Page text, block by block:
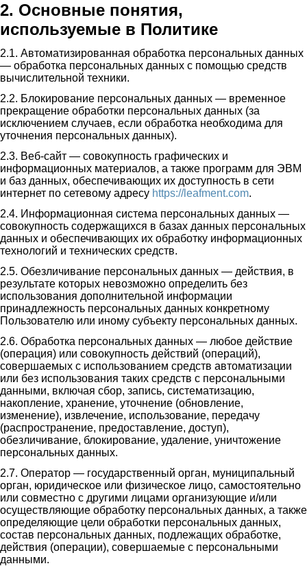
2. Основные понятия,
используемые в Политике
2.1. Автоматизированная обработка персональных данных
— обработка персональных данных с помощью средств
вычислительной техники.
2.2. Блокирование персональных данных — временное
прекращение обработки персональных данных (за
исключением случаев, если обработка необходима для
уточнения персональных данных).
2.3. Веб-сайт — совокупность графических и
информационных материалов, а также программ для ЭВМ
и баз данных, обеспечивающих их доступность в сети
интернет по сетевому адресу https://leafment.com.
2.4. Информационная система персональных данных —
совокупность содержащихся в базах данных персональных
данных и обеспечивающих их обработку информационных
технологий и технических средств.
2.5. Обезличивание персональных данных — действия, в
результате которых невозможно определить без
использования дополнительной информации
принадлежность персональных данных конкретному
Пользователю или иному субъекту персональных данных.
2.6. Обработка персональных данных — любое действие
(операция) или совокупность действий (операций),
совершаемых с использованием средств автоматизации
или без использования таких средств с персональными
данными, включая сбор, запись, систематизацию,
накопление, хранение, уточнение (обновление,
изменение), извлечение, использование, передачу
(распространение, предоставление, доступ),
обезличивание, блокирование, удаление, уничтожение
персональных данных.
2.7. Оператор — государственный орган, муниципальный
орган, юридическое или физическое лицо, самостоятельно
или совместно с другими лицами организующие и/или
осуществляющие обработку персональных данных, а также
определяющие цели обработки персональных данных,
состав персональных данных, подлежащих обработке,
действия (операции), совершаемые с персональными
данными.